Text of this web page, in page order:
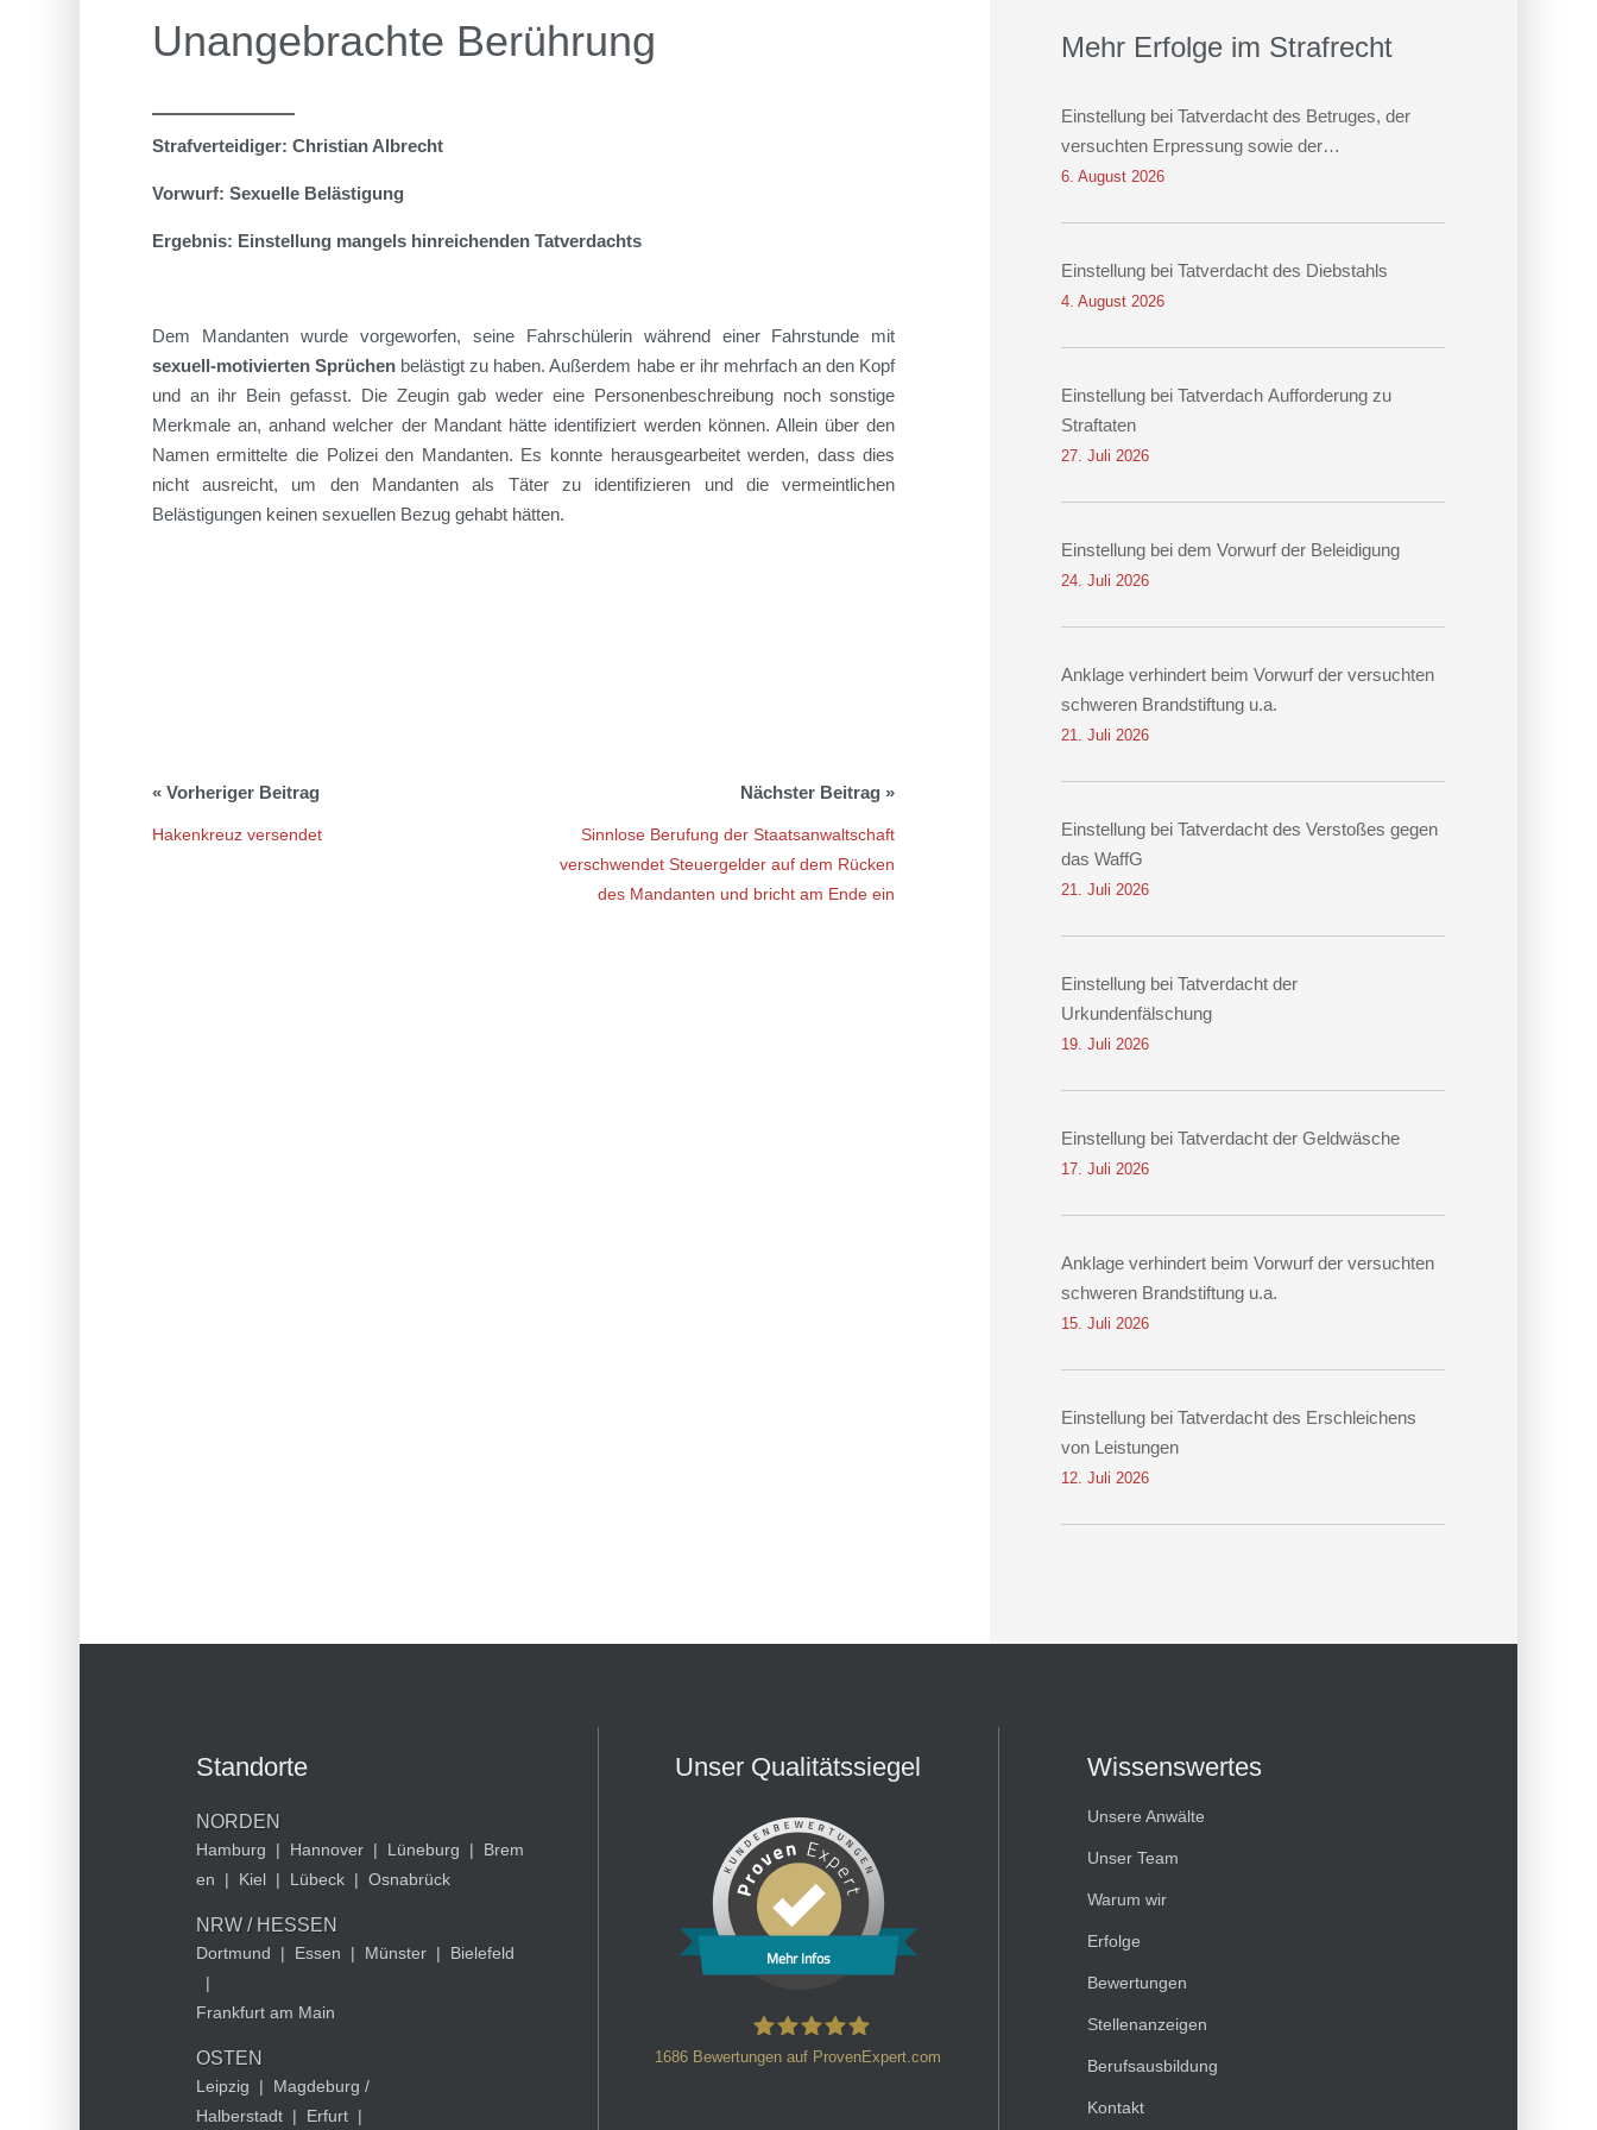
Unangebrachte Berührung
Strafverteidiger: Christian Albrecht
Vorwurf: Sexuelle Belästigung
Ergebnis: Einstellung mangels hinreichenden Tatverdachts
Dem Mandanten wurde vorgeworfen, seine Fahrschülerin während einer Fahrstunde mit
sexuell-motivierten Sprüchenbelästigt zu haben. Außerdem habe er ihr mehrfach an den Kopf
und an ihr Bein gefasst. Die Zeugin gab weder eine Personenbeschreibung noch sonstige
Merkmale an, anhand welcher der Mandant hätte identifiziert werden können. Allein über den
Namen ermittelte die Polizei den Mandanten. Es konnte herausgearbeitet werden, dass dies
nicht ausreicht, um den Mandanten als Täter zu identifizieren und die vermeintlichen
Belästigungen keinen sexuellen Bezug gehabt hätten.
Hakenkreuz versendet
Sinnlose Berufung der Staatsanwaltschaft
verschwendet Steuergelder auf dem Rücken
des Mandanten und bricht am Ende ein
Mehr Erfolge im Strafrecht
Einstellung bei Tatverdacht des Betruges, der
versuchten Erpressung sowie der
Datenveränderung
6. August 2026
Einstellung bei Tatverdacht des Diebstahls
4. August 2026
Einstellung bei Tatverdach Aufforderung zu
Straftaten
27. Juli 2026
Einstellung bei dem Vorwurf der Beleidigung
24. Juli 2026
Anklage verhindert beim Vorwurf der versuchten
schweren Brandstiftung u.a.
21. Juli 2026
Einstellung bei Tatverdacht des Verstoßes gegen
das WaffG
21. Juli 2026
Einstellung bei Tatverdacht der
Urkundenfälschung
19. Juli 2026
Einstellung bei Tatverdacht der Geldwäsche
17. Juli 2026
Anklage verhindert beim Vorwurf der versuchten
schweren Brandstiftung u.a.
15. Juli 2026
Einstellung bei Tatverdacht des Erschleichens
von Leistungen
12. Juli 2026
Standorte
NORDEN
Hamburg | Hannover | Lüneburg |
Brem
en
| Kiel | Lübeck | Osnabrück
NRW / HESSEN
Dortmund | Essen | Münster |
Bielefeld
|
Frankfurt am Main
OSTEN
Leipzig |
Magdeburg /
Halberstadt | Erfurt |
Unser Qualitätssiegel
Mehr Infos
1686 Bewertungen auf ProvenExpert.com
Wissenswertes
Unsere Anwälte
Unser Team
Warum wir
Erfolge
Bewertungen
Stellenanzeigen
Berufsausbildung
Kontakt